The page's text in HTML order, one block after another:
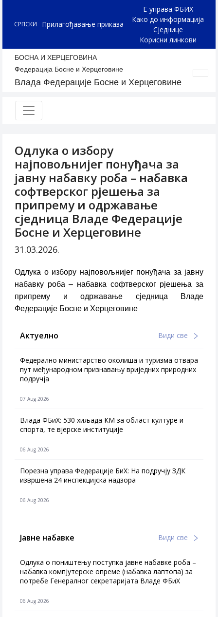
СРПСКИ Прилагођавање приказа
Е-управа ФБИХ
Како до информација
Сједнице
Корисни линкови
БОСНА И ХЕРЦЕГОВИНА
Федерација Босне и Херцеговине
Влада Федерације Босне и Херцеговине
Одлука о избору
најповољнијег понуђача за
јавну набавку роба – набавка
софтверског рјешења за
припрему и одржавање
сједница Владе Федерације
Босне и Херцеговине
31.03.2026.
Одлука о избору најповољнијег понуђача за јавну
набавку роба – набавка софтверског рјешења за
припрему и одржавање сједница Владе
Федерације Босне и Херцеговине
Актуелно Види све
Федерално министарство околиша и туризма отвара
пут међународном признавању вриједних природних
подручја
07 Aug 2026
Влада ФБиХ: 530 хиљада КМ за област културе и
спорта, те вјерске институције
06 Aug 2026
Порезна управа Федерације БиХ: На подручју ЗДК
извршена 24 инспекцијска надзора
06 Aug 2026
Јавне набавке Види све
Одлука о поништењу поступка јавне набавке роба –
набавка компјутерске опреме (набавка лаптопа) за
потребе Генералног секретаријата Владе ФБиХ
06 Aug 2026